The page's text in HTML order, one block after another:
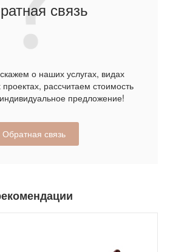
связь
о наших услугах, видах
рассчитаем стоимость
предложение!
Обратная связь